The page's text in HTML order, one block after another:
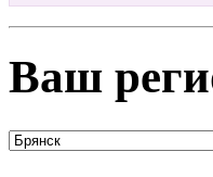
Ваш